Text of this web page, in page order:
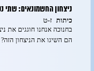
ניצחון החשמונאים: שתי
כיתות ז-ט
בחנוכה אנחנו חוגגים את
הם השיגו את הניצחון